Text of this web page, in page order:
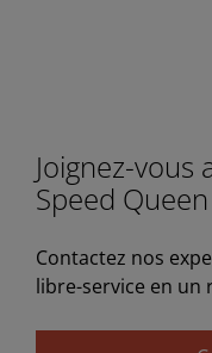
Joignez-vous
Speed
Contactez nos
libre-service en un